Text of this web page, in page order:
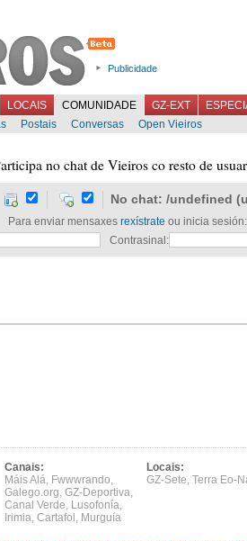
Publicidade
LOCAIS COMUNIDADE GZ-EXT
Postais Conversas Open Vieiros
no chat de Vieiros co resto de
No chat: /undefined (
Para enviar mensaxes rexístrate ou inicia sesión:
Contrasinal:
Canais:
Máis Alá, Fwwwrando,
Galego.org, GZ-Deportiva,
Canal Verde, Lusofonía,
Irimia, Cartafol , Murguía
Locais:
GZ-Sete, Terra Eo-